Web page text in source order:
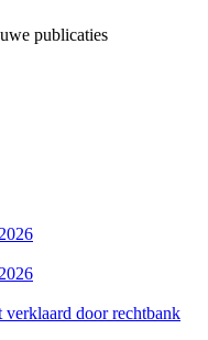
publicaties
door rechtbank